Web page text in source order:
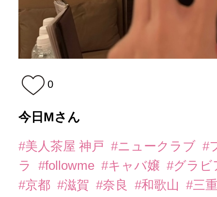
0
今日Mさん
#美人茶屋 神戸 #ニュークラブ #
ラ
#followme #キャバ嬢 #グラ
#京都 #滋賀 #奈良 #和歌山
#三